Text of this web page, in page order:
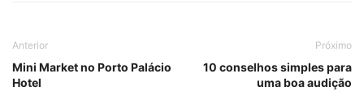
Anterior
Mini Market no Porto Palácio
Hotel
Próximo
10 conselhos simples para
uma boa audição